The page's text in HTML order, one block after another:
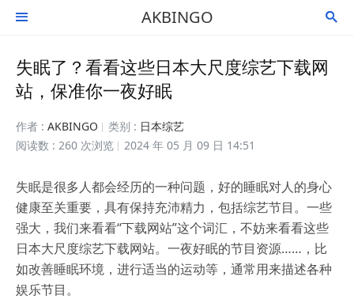
 AKBINGO 
失眠了？看看这些日本大尺度综艺下载网
站，保准你一夜好眠
作者 : AKBINGO 类别 : 日本综艺
阅读数 : 260 次浏览
2024 年 05 月 09 日 14:51
失眠是很多人都会经历的一种问题，好的睡眠对人的身心
健康至关重要，具有保持充沛精力，包括综艺节目。一些
强大，我们来看看“下载网站”这个词汇，不妨来看看这些
日本大尺度综艺下载网站。一夜好眠的节目资源……，比
如改善睡眠环境，进行适当的运动等，通常用来描述各种
娱乐节目。